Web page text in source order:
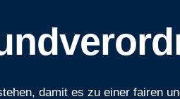
damit es zu einer fairen